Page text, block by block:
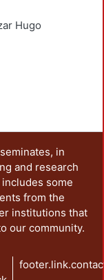
Hugo
in
and research
some
from the
institutions that
our community.